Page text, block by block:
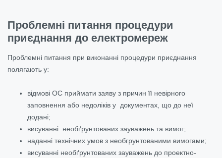
Проблемні питання процедури
приєднання до електромереж
Проблемні питання при виконанні процедури приєднання
полягають у:
відмові ОС приймати заяву з причин її невірного
заповнення або недоліків у документах, що до неї
додані;
висуванні необґрунтованих зауважень та вимог;
наданні технічних умов з необгрунтованими вимогами;
висуванні необґрунтованих зауважень до проектно-